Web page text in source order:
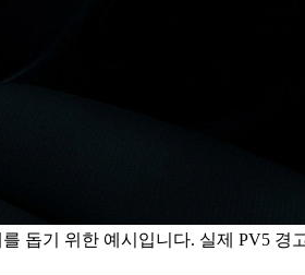
돕기 위한 예시입니다. 실제 PV5